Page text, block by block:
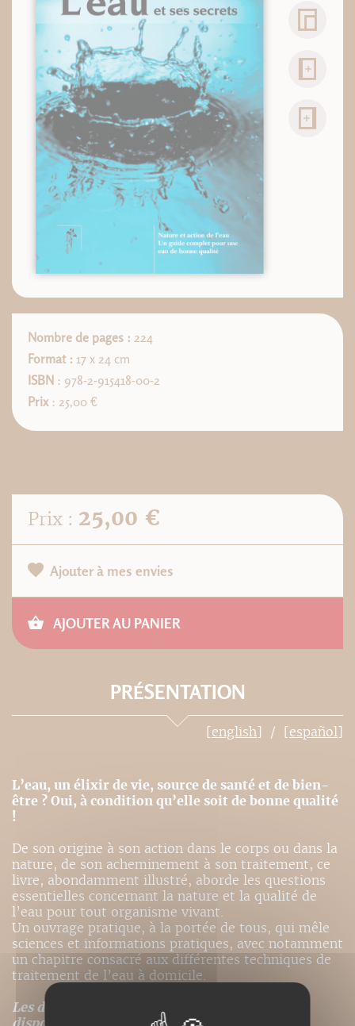
Nombre de pages : 224
Format : 17 x 24 cm
ISBN : 978-2-915418-00-2
Prix : 25,00 €
Prix : 25,00 €
Ajouter à mes envies
AJOUTER AU PANIER
PRÉSENTATION
[english] [español]
L’eau, un élixir de vie, source de santé et de bien-
être ? Oui, à condition qu’elle soit de bonne qualité
!
De son origine à son action dans le corps ou dans la
nature, de son acheminement à son traitement, ce
livre, abondamment illustré, aborde les questions
essentielles concernant la nature et la qualité de
l’eau pour tout organisme vivant.
Un ouvrage pratique, à la portée de tous, qui mêle
sciences et informations pratiques, avec notamment
un chapitre consacré aux différentes techniques de
traitement de l’eau à domicile.
Les droits de traduction de ce titre ne sont pas